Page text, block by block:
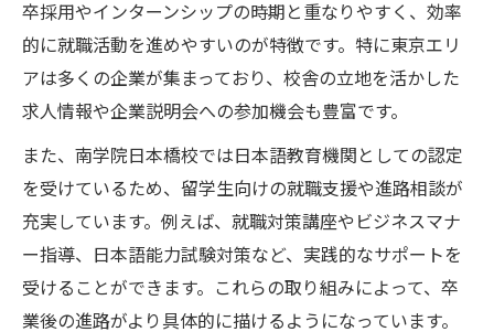
卒採用やインターンシップの時期と重なりやすく、効率
的に就職活動を進めやすいのが特徴です。特に東京エリ
アは多くの企業が集まっており、校舎の立地を活かした
求人情報や企業説明会への参加機会も豊富です。
また、南学院日本橋校では日本語教育機関としての認定
を受けているため、留学生向けの就職支援や進路相談が
充実しています。例えば、就職対策講座やビジネスマナ
ー指導、日本語能力試験対策など、実践的なサポートを
受けることができます。これらの取り組みによって、卒
業後の進路がより具体的に描けるようになっています。